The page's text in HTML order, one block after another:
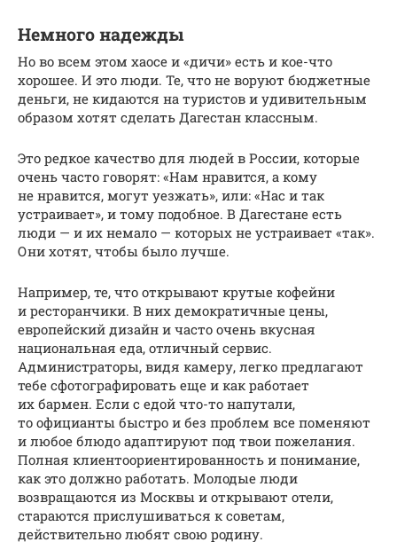
Немного надежды
Но во всем этом хаосе и «дичи» есть и кое-что
хорошее. И это люди. Те, что не воруют бюджетные
деньги, не кидаются на туристов и удивительным
образом хотят сделать Дагестан классным.
Это редкое качество для людей в России, которые
очень часто говорят: «Нам нравится, а кому
не нравится, могут уезжать», или: «Нас и так
устраивает», и тому подобное. В Дагестане есть
люди — и их немало — которых не устраивает «так».
Они хотят, чтобы было лучше.
Например, те, что открывают крутые кофейни
и ресторанчики. В них демократичные цены,
европейский дизайн и часто очень вкусная
национальная еда, отличный сервис.
Администраторы, видя камеру, легко предлагают
тебе сфотографировать еще и как работает
их бармен. Если с едой что-то напутали,
то официанты быстро и без проблем все поменяют
и любое блюдо адаптируют под твои пожелания.
Полная клиентоориентированность и понимание,
как это должно работать. Молодые люди
возвращаются из Москвы и открывают отели,
стараются прислушиваться к советам,
действительно любят свою родину.